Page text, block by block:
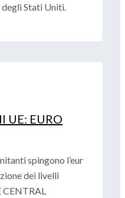
degli Stati Uniti.
UE: EURO
spingono l’eur
dei livelli
CENTRAL